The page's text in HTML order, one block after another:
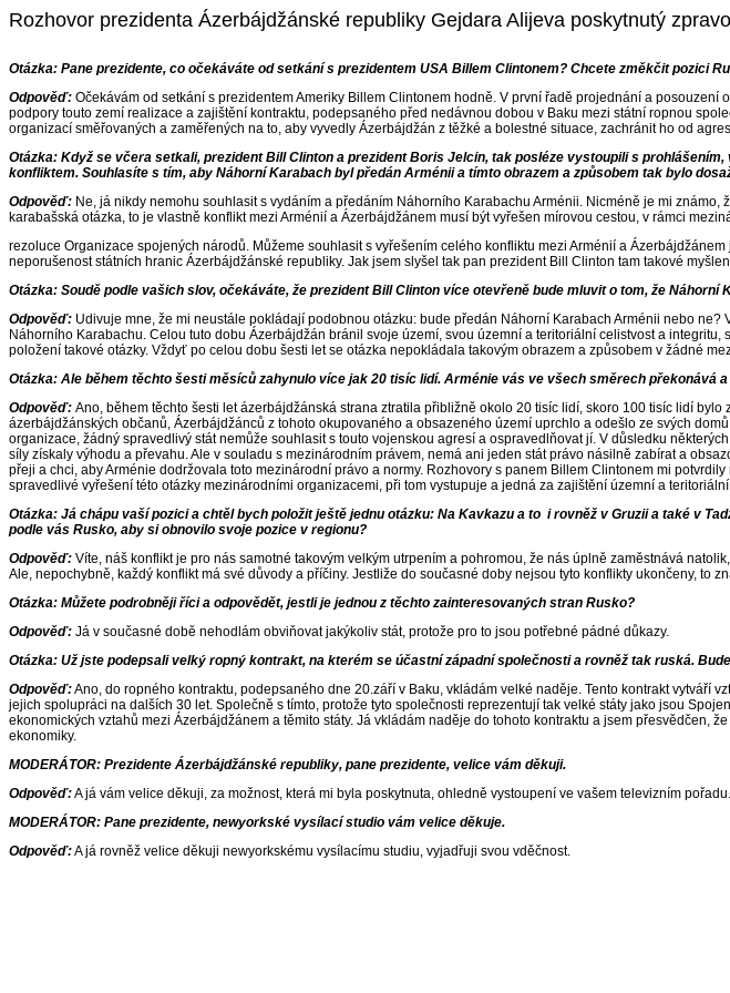
Rozhovor prezidenta Ázerbájdžánské republiky Gejdara Alijeva poskytnutý
Otázka: Pane prezidente, co očekáváte od setkání s prezidentem USA Billem Clintonem? Chcete změkčit pozici
Odpověď: Očekávám od setkání s prezidentem Ameriky Billem Clintonem hodně. V první řadě projednání a
podpory touto zemí realizace a zajištění kontraktu, podepsaného před nedávnou dobou v Baku mezi státní ropnou
organizací směřovaných a zaměřených na to, aby vyvedly Ázerbájdžán z těžké a bolestné situace, zachránit ho od
Otázka: Když se včera setkali, prezident Bill Clinton a prezident Boris Jelcin, tak posléze vystoupili s
konfliktem. Souhlasíte s tím, aby Náhorní Karabach byl předán Arménii a tímto obrazem a způsobem tak bylo
Odpověď: Ne, já nikdy nemohu souhlasit s vydáním a předáním Náhorního Karabachu Arménii. Nicméně je mi
karabašská otázka, to je vlastně konflikt mezi Arménií a Ázerbájdžánem musí být vyřešen mírovou cestou, v rámci
rezoluce Organizace spojených národů. Můžeme souhlasit s vyřešením celého konfliktu mezi Arménií a
neporušenost státních hranic Ázerbájdžánské republiky. Jak jsem slyšel tak pan prezident Bill Clinton tam takové
Otázka: Soudě podle vašich slov, očekáváte, že prezident Bill Clinton více otevřeně bude mluvit o tom, že
Odpověď: Udivuje mne, že mi neustále pokládají podobnou otázku: bude předán Náhorní Karabach Arménii nebo
Náhorního Karabachu. Celou tuto dobu Ázerbájdžán bránil svoje území, svou územní a teritoriální celistvost a
položení takové otázky. Vždyť po celou dobu šesti let se otázka nepokládala takovým obrazem a způsobem v žádné
Otázka: Ale během těchto šesti měsíců zahynulo více jak 20 tisíc lidí. Arménie vás ve všech směrech
Odpověď: Ano, během těchto šesti let ázerbájdžánská strana ztratila přibližně okolo 20 tisíc lidí, skoro 100 tisíc lidí
ázerbájdžánských občanů, Ázerbájdžánců z tohoto okupovaného a obsazeného území uprchlo a odešlo ze svých
organizace, žádný spravedlivý stát nemůže souhlasit s touto vojenskou agresí a ospravedlňovat jí. V důsledku
síly získaly výhodu a převahu. Ale v souladu s mezinárodním právem, nemá ani jeden stát právo násilně zabírat a
přeji a chci, aby Arménie dodržovala toto mezinárodní právo a normy. Rozhovory s panem Billem Clintonem mi
spravedlivé vyřešení této otázky mezinárodními organizacemi, při tom vystupuje a jedná za zajištění územní a
Otázka: Já chápu vaší pozici a chtěl bych položit ještě jednu otázku: Na Kavkazu a to i rovněž v Gruzii a také v
podle vás Rusko, aby si obnovilo svoje pozice v regionu?
Odpověď: Víte, náš konflikt je pro nás samotné takovým velkým utrpením a pohromou, že nás úplně zaměstnává
Ale, nepochybně, každý konflikt má své důvody a příčiny. Jestliže do současné doby nejsou tyto konflikty ukončeny, to
Otázka: Můžete podrobněji říci a odpovědět, jestli je jednou z těchto zainteresovaných stran Rusko?
Odpověď: Já v současné době nehodlám obviňovat jakýkoliv stát, protože pro to jsou potřebné pádné důkazy.
Otázka: Už jste podepsali velký ropný kontrakt, na kterém se účastní západní společnosti a rovněž tak ruská.
Odpověď:Ano, do ropného kontraktu, podepsaného dne 20.září v Baku, vkládám velké naděje. Tento kontrakt vytváří
jejich spolupráci na dalších 30 let. Společně s tímto, protože tyto společnosti reprezentují tak velké státy jako jsou
ekonomických vztahů mezi Ázerbájdžánem a těmito státy. Já vkládám naděje do tohoto kontraktu a jsem
ekonomiky.
MODERÁTOR: Prezidente Ázerbájdžánské republiky, pane prezidente, velice vám děkuji.
Odpověď:A já vám velice děkuji, za možnost, která mi byla poskytnuta, ohledně vystoupení ve vašem televizním pořadu.
MODERÁTOR: Pane prezidente, newyorkské vysílací studio vám velice děkuje.
Odpověď:A já rovněž velice děkuji newyorkskému vysílacímu studiu, vyjadřuji svou vděčnost.